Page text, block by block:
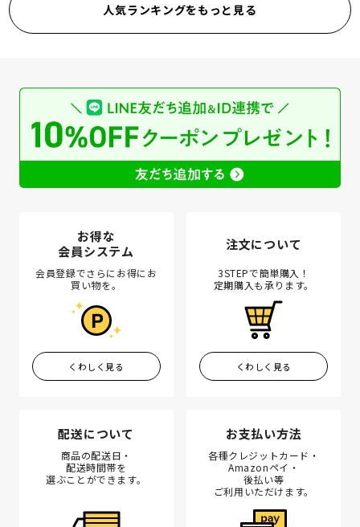
人気ランキングをもっと見る
お得な
会員システム
会員登録でさらにお得にお
買い物を。
くわしく見る
注文について
3STEPで簡単購入！
定期購入も承ります。
くわしく見る
配送について
商品の配送日・
配送時間帯を
選ぶことができます。
お支払い方法
各種クレジットカード・
Amazonペイ・
後払い等
ご利用いただけます。